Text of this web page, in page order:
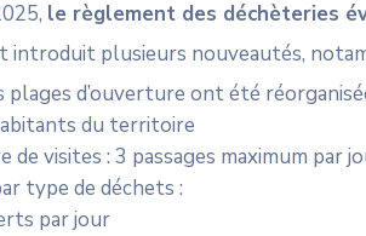
le règlement des déchèteries
introduit plusieurs nouveautés,
plages d’ouverture ont été
du territoire
de visites : 3 passages maximum par
type de déchets :
par jour